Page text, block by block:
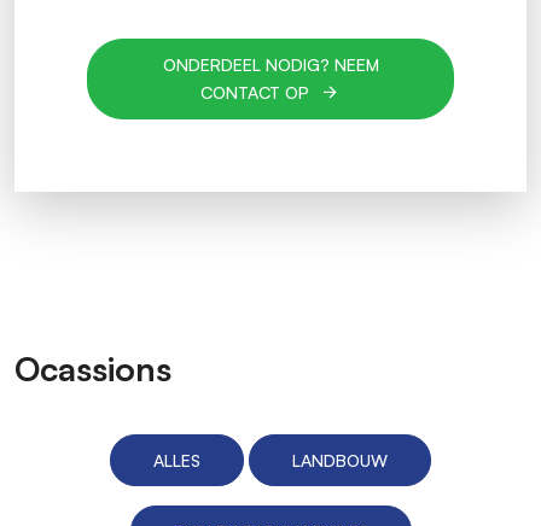
ONDERDEEL NODIG? NEEM
CONTACT OP
Ocassions
ALLES LANDBOUW